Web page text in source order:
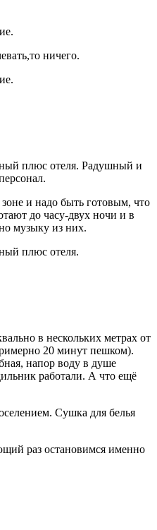
ничего.
плюс отеля. Радушный и
и надо быть готовым, что
до часу-двух ночи и в
музыку из них.
плюс отеля.
в нескольких метрах от
20 минут пешком).
напор воду в душе
работали. А что ещё
Сушка для белья
раз остановимся именно